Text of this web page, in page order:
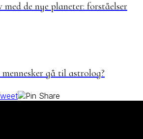
de nye planeter: forståelser
gå til astrolog?